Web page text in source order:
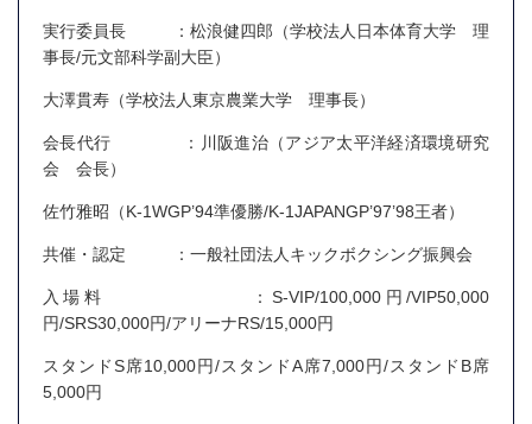
実行委員長 ：松浪健四郎（学校法人日本体育大学 理
事長/元文部科学副大臣）
大澤貫寿（学校法人東京農業大学 理事長）
会長代行 ：川阪進治（アジア太平洋経済環境研究
会 会長）
佐竹雅昭（K-1WGP’94準優勝/K-1JAPANGP’97’98王者）
共催・認定 ：一般社団法人キックボクシング振興会
入場料 ：S-VIP/100,000円/VIP50,000
円/SRS30,000円/アリーナRS/15,000円
スタンドS席10,000円/スタンドA席7,000円/スタンドB席
5,000円